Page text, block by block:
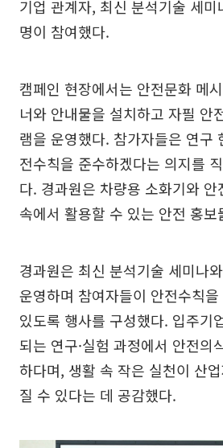
기업 관계자, 최신 분석기술 세
명이 참여했다.
캠페인 현장에서는 안전문화 메
너와 안내물을 설치하고 자필 안
램을 운영했다. 참가자들은 연구
전수칙을 준수하겠다는 의지를
다. 경과원은 차량용 소화기와
속에서 활용할 수 있는 안전 홍보
경과원은 최신 분석기술 세미나
운영하며 참여자들이 안전수칙
있도록 행사를 구성했다. 입주기
되는 연구·실험 과정에서 안전의
하다며, 생활 속 작은 실천이 산
질 수 있다는 데 공감했다.